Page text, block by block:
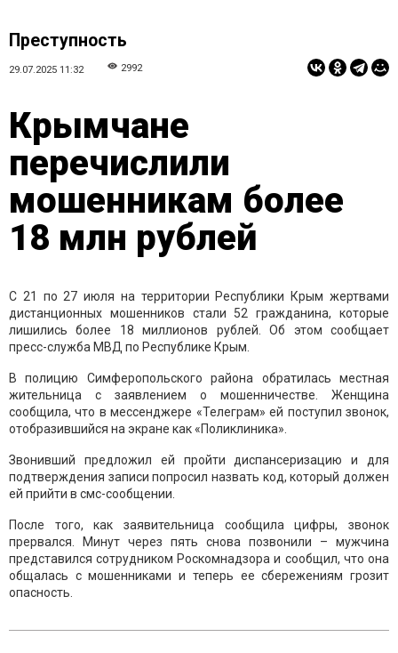
Преступность
29.07.2025 11:32 2992
Крымчане
перечислили
мошенникам более
18 млн рублей
С 21 по 27 июля на территории Республики Крым жертвами
дистанционных мошенников стали 52 гражданина, которые
лишились более 18 миллионов рублей. Об этом сообщает
пресс-служба МВД по Республике Крым.
В полицию Симферопольского района обратилась местная
жительница с заявлением о мошенничестве. Женщина
сообщила, что в мессенджере «Телеграм» ей поступил звонок,
отобразившийся на экране как «Поликлиника».
Звонивший предложил ей пройти диспансеризацию и для
подтверждения записи попросил назвать код, который должен
ей прийти в смс-сообщении.
После того, как заявительница сообщила цифры, звонок
прервался. Минут через пять снова позвонили – мужчина
представился сотрудником Роскомнадзора и сообщил, что она
общалась с мошенниками и теперь ее сбережениям грозит
опасность.